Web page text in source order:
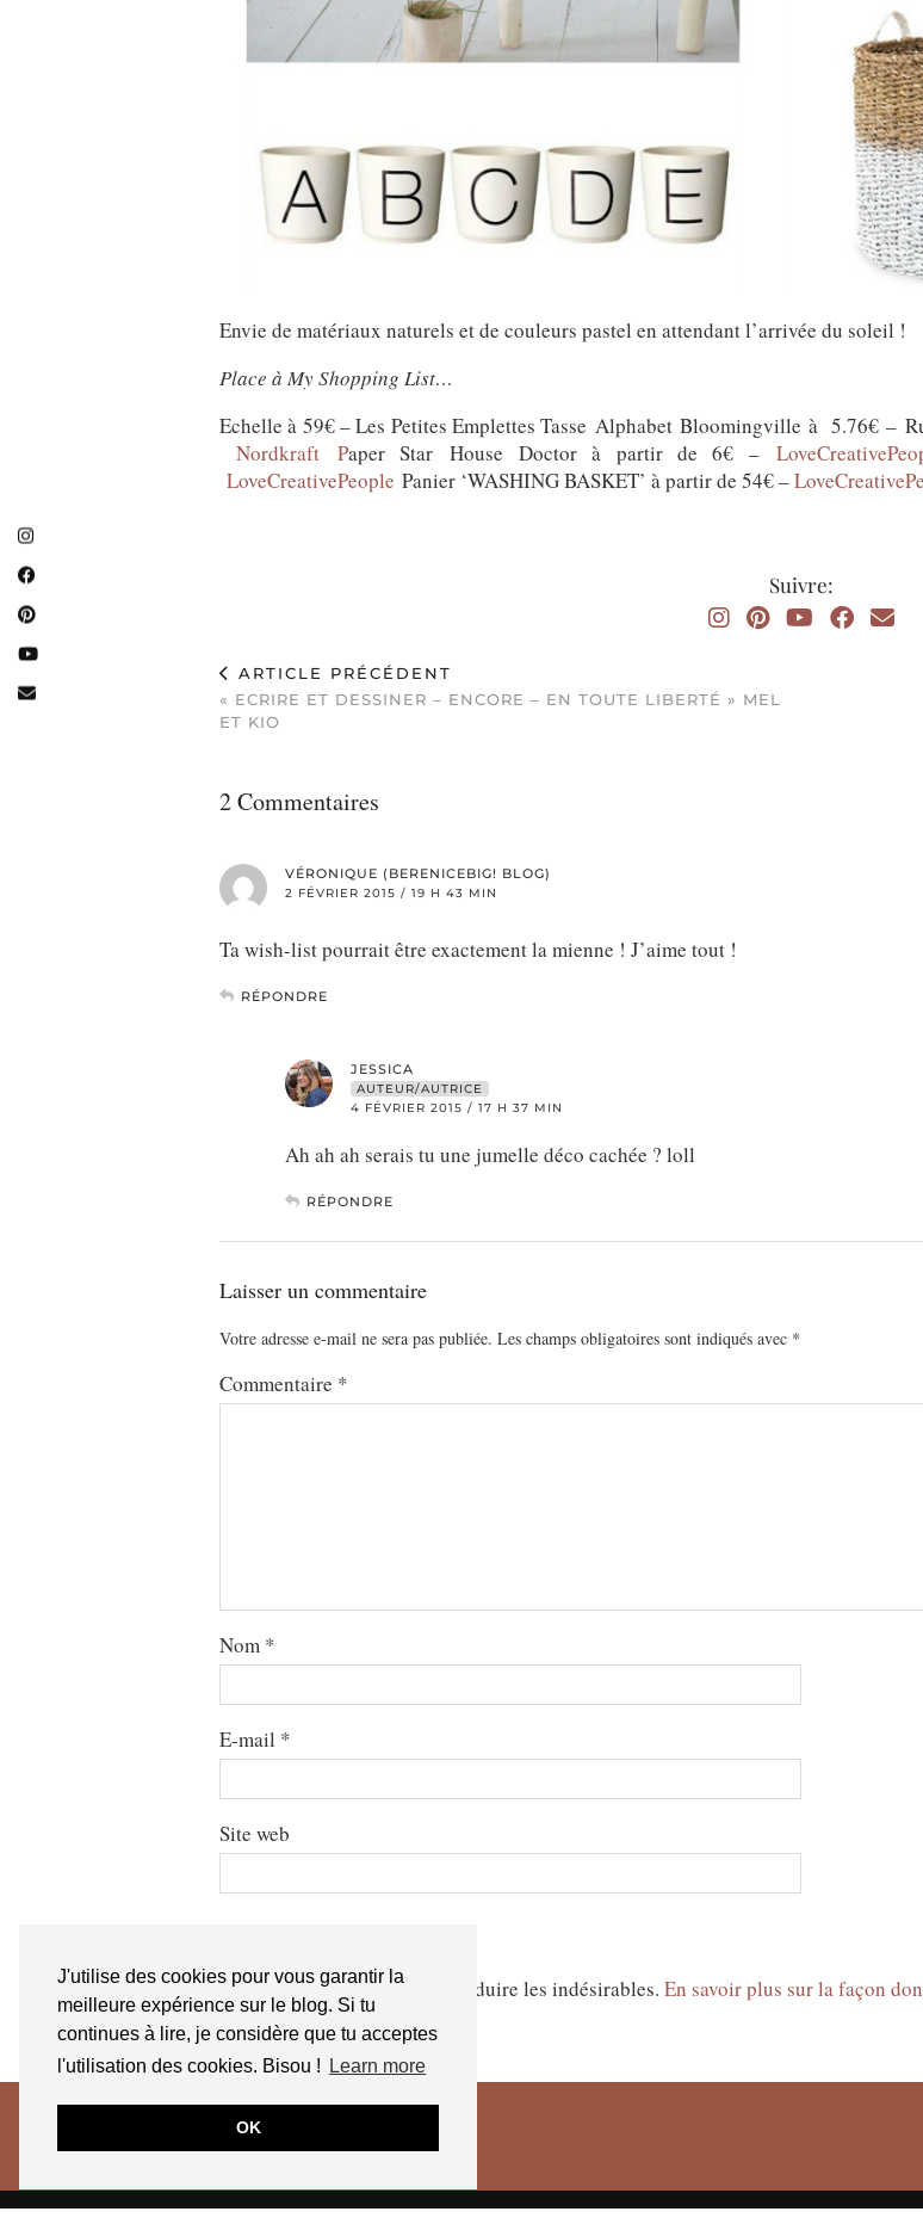
J'utilise des cookies pour vous garantir la
meilleure expérience sur le blog. Si tu
continues à lire, je considère que tu acceptes
l'utilisation des cookies. Bisou !
Learn more
OK
Envie de matériaux naturels et de couleurs pastel en attendant l’arrivée du soleil !
Place à My Shopping List…
Echelle à 59€ – Les Petites Emplettes Tasse Alphabet Bloomingville à 5.76€ –
Nordkraft Paper Star House Doctor à partir de 6€ –
LoveCreativePeople Panier ‘WASHING BASKET’ à partir de 54€ –
Suivre:
ARTICLE PRÉCÉDENT
« ECRIRE ET DESSINER – ENCORE – EN TOUTE LIBERTÉ » MEL
ET KIO
2 Commentaires
VÉRONIQUE (BERENICEBIG! BLOG)
2 FÉVRIER 2015 / 19 H 43 MIN
Ta wish-list pourrait être exactement la mienne ! J’aime tout !
RÉPONDRE
JESSICA
AUTEUR/AUTRICE
4 FÉVRIER 2015 / 17 H 37 MIN
Ah ah ah serais tu une jumelle déco cachée ? loll
RÉPONDRE
Laisser un commentaire
Votre adresse e-mail ne sera pas publiée. Les champs obligatoires sont indiqués avec *
Commentaire *
Nom *
E-mail *
Site web
Ce site utilise Akismet pour réduire les indésirables. En savoir plus sur la façon